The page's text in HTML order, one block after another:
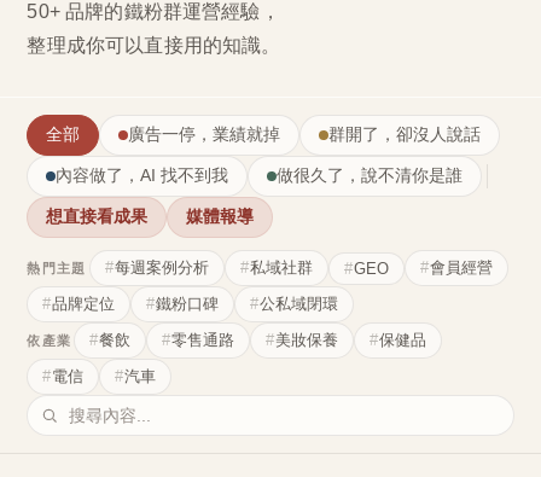
50+ 品牌的鐵粉群運營經驗，
整理成你可以直接用的知識。
全部 廣告一停，業績就掉 群開了，卻沒人說話
內容做了，AI 找不到我 做很久了，說不清你是誰
想直接看成果 媒體報導
熱門主題 每週案例分析 私域社群 GEO
會員經營
品牌定位
鐵粉口碑 公私域閉環
依產業 餐飲 零售通路 美妝保養
保健品
電信
汽車